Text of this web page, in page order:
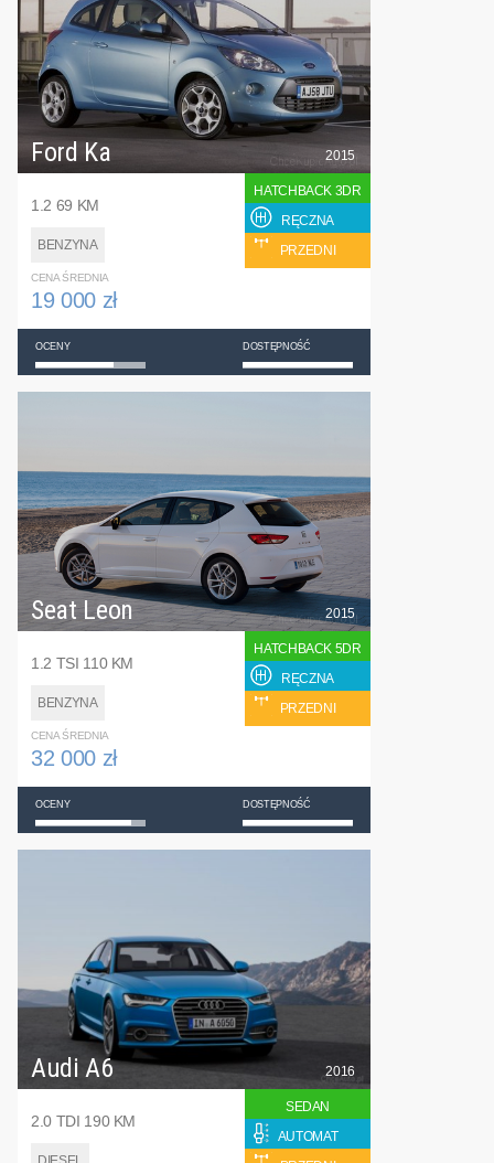
Ford Ka
1.2 69 KM
BENZYNA
2015
HATCHBACK 3DR
RĘCZNA
PRZEDNI
CENA ŚREDNIA
19 000 zł
OCENY DOSTĘPNOŚĆ
Seat Leon
1.2 TSI 110 KM
BENZYNA
2015
HATCHBACK 5DR
RĘCZNA
PRZEDNI
CENA ŚREDNIA
32 000 zł
OCENY DOSTĘPNOŚĆ
Audi A6
2.0 TDI 190 KM
2016
SEDAN
AUTOMAT